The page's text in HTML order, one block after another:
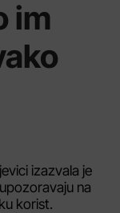
im
izazvala je
na
korist.